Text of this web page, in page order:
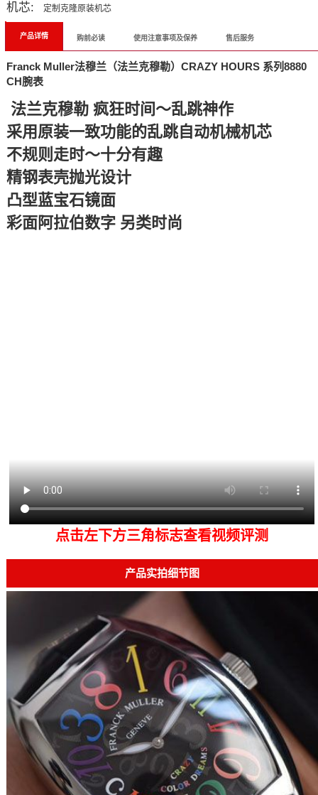
机芯: 定制克隆原装机芯
产品详情 购前必读 使用注意事项及保养 售后服务
Franck Muller法穆兰（法兰克穆勒）CRAZY HOURS 系列8880
CH腕表
法兰克穆勒 疯狂时间～乱跳神作
采用原装一致功能的乱跳自动机械机芯
不规则走时～十分有趣
精钢表壳抛光设计
凸型蓝宝石镜面
彩面阿拉伯数字 另类时尚
点击左下方三角标志查看视频评测
产品实拍细节图